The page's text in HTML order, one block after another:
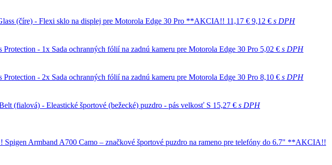
(číre) - Flexi sklo na displej pre Motorola Edge 30 Pro **AKCIA!! 11,17 € 9,12 € s DPH
Protection - 1x Sada ochranných fólií na zadnú kameru pre Motorola Edge 30 Pro 5,02 € s DPH
Protection - 2x Sada ochranných fólií na zadnú kameru pre Motorola Edge 30 Pro 8,10 € s DPH
(fialová) - Eleastické športové (bežecké) puzdro - pás velkosť S 15,27 € s DPH
Spigen Armband A700 Camo – značkové športové puzdro na rameno pre telefóny do 6.7" **AKCIA!!